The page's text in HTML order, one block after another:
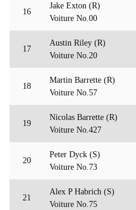
16
Jake Exton (R)
Voiture No.00
17
Austin Riley (R)
Voiture No.20
18
Martin Barrette (R)
Voiture No.57
19
Nicolas Barrette (R)
Voiture No.427
20
Peter Dyck (S)
Voiture No.73
21
Alex P Habrich (S)
Voiture No.75